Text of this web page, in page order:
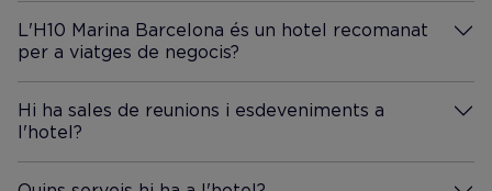
L'H10 Marina Barcelona és un hotel recomanat
per a viatges de negocis?
Més Informació
Hi ha sales de reunions i esdeveniments a
l'hotel?
Més Informació